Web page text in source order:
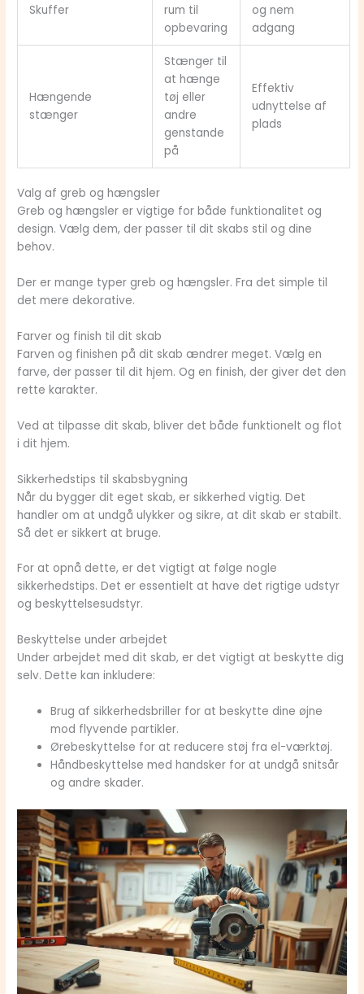
Skuffer
rum til
opbevaring
og nem
adgang
Hængende
stænger
Stænger til
at hænge
tøj eller
andre
genstande
på
Effektiv
udnyttelse af
plads
Valg af greb og hængsler
Greb og hængsler er vigtige for både funktionalitet og
design. Vælg dem, der passer til dit skabs stil og dine
behov.
Der er mange typer greb og hængsler. Fra det simple til
det mere dekorative.
Farver og finish til dit skab
Farven og finishen på dit skab ændrer meget. Vælg en
farve, der passer til dit hjem. Og en finish, der giver det den
rette karakter.
Ved at tilpasse dit skab, bliver det både funktionelt og flot
i dit hjem.
Sikkerhedstips til skabsbygning
Når du bygger dit eget skab, er sikkerhed vigtig. Det
handler om at undgå ulykker og sikre, at dit skab er stabilt.
Så det er sikkert at bruge.
For at opnå dette, er det vigtigt at følge nogle
sikkerhedstips. Det er essentielt at have det rigtige udstyr
og beskyttelsesudstyr.
Beskyttelse under arbejdet
Under arbejdet med dit skab, er det vigtigt at beskytte dig
selv. Dette kan inkludere:
Brug af sikkerhedsbriller for at beskytte dine øjne
mod flyvende partikler.
Ørebeskyttelse for at reducere støj fra el-værktøj.
Håndbeskyttelse med handsker for at undgå snitsår
og andre skader.